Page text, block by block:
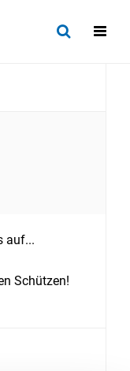
auf...
Schützen!